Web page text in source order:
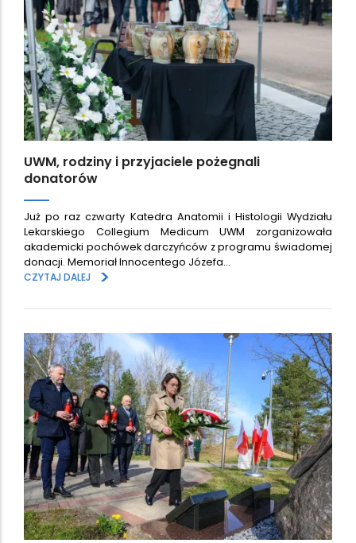
UWM, rodziny i przyjaciele pożegnali
donatorów
Już po raz czwarty Katedra Anatomii i Histologii Wydziału
Lekarskiego Collegium Medicum UWM zorganizowała
akademicki pochówek darczyńców z programu świadomej
donacji. Memoriał Innocentego Józefa…
CZYTAJ DALEJ
>